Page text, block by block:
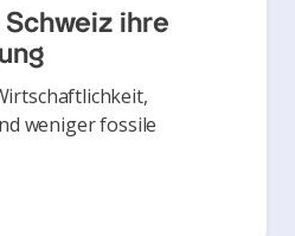
ihre
weniger fossile